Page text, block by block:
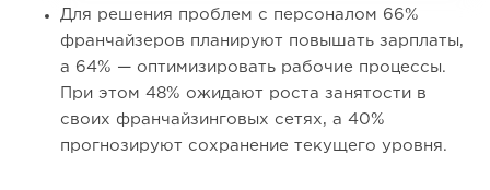
Для решения проблем с персоналом 66%
франчайзеров планируют повышать зарплаты,
а 64% — оптимизировать рабочие процессы.
При этом 48% ожидают роста занятости в
своих франчайзинговых сетях, а 40%
прогнозируют сохранение текущего уровня.